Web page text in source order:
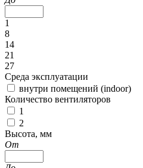
1
8
14
21
27
Среда эксплуатации
внутри помещений (indoor)
Количество вентиляторов
1
2
Высота, мм
От